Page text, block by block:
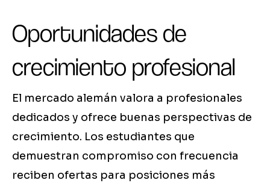
Oportunidades de
crecimiento profesional
El mercado alemán valora a profesionales
dedicados y ofrece buenas perspectivas de
crecimiento. Los estudiantes que
demuestran compromiso con frecuencia
reciben ofertas para posiciones más